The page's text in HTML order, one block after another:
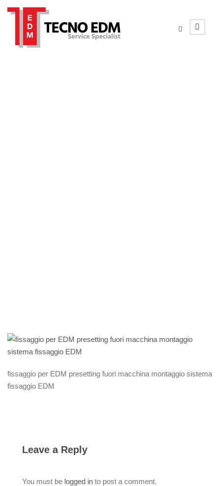
fissaggio per EDM presetting fuori macchina montaggio sistema
fissaggio EDM
Leave a Reply
You must be logged in to post a comment.